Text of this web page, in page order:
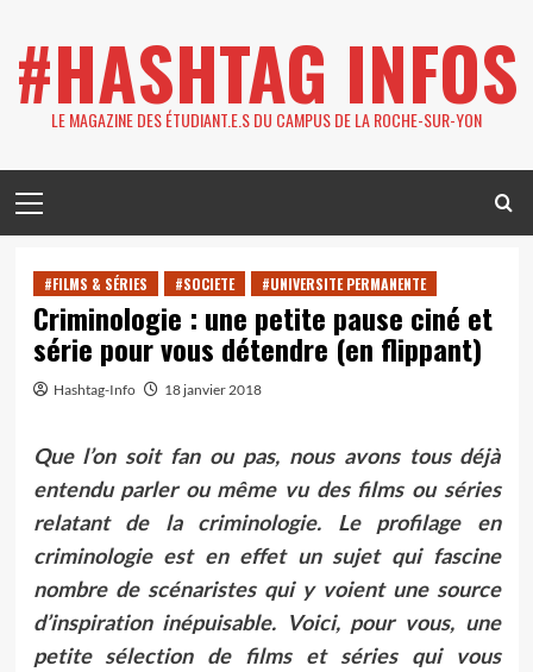
content
#HASHTAG INFOS
LE MAGAZINE DES ÉTUDIANT.E.S DU CAMPUS DE LA ROCHE-SUR-YON
Menu
#FILMS & SÉRIES #SOCIETE #UNIVERSITE PERMANENTE
Criminologie : une petite pause ciné et
série pour vous détendre (en flippant)
Hashtag-Info 18 janvier 2018
Que l’on soit fan ou pas, nous avons tous déjà
entendu parler ou même vu des films ou séries
relatant de la criminologie. Le profilage en
criminologie est en effet un sujet qui fascine
nombre de scénaristes qui y voient une source
d’inspiration inépuisable. Voici, pour vous, une
petite sélection de films et séries qui vous